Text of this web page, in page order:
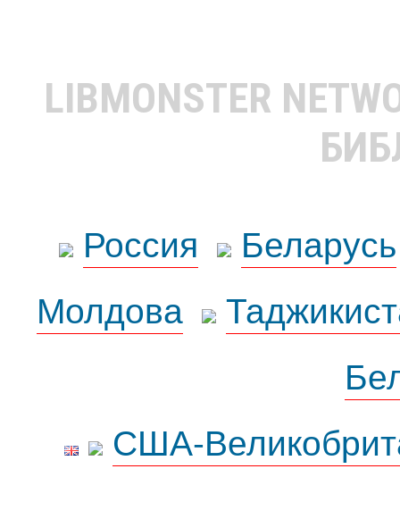
LIBMONSTER
Россия
Беларусь
Молдова
США-